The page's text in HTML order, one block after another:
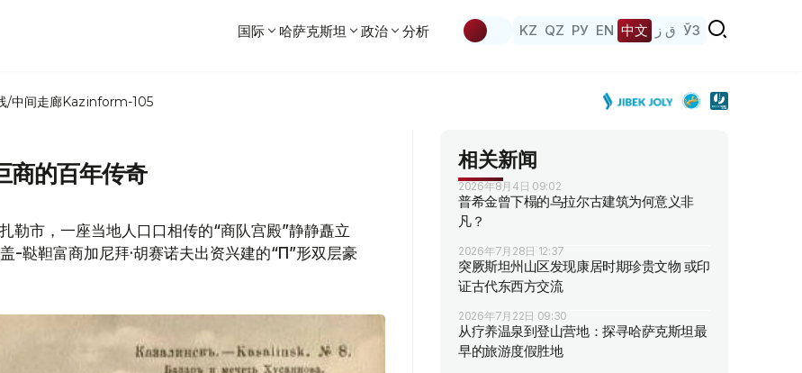
国际 哈萨克斯坦 政治 分析 KZ QZ РУ EN 中文 ق ز ЎЗ
/中间走廊Kazinform-105
商的百年传奇
勒市，一座当地人口口相传的“商队宫殿”静静矗立
靼富商加尼拜·胡赛诺夫出资兴建的“Π”形双层豪
相关新闻
2026年8月4日 09:02
普希金曾下榻的乌拉尔古建筑为何意义非
凡？
2026年7月28日 12:37
突厥斯坦州山区发现康居时期珍贵文物 或印
证古代东西方交流
2026年7月22日 09:30
从疗养温泉到登山营地：探寻哈萨克斯坦最
早的旅游度假胜地